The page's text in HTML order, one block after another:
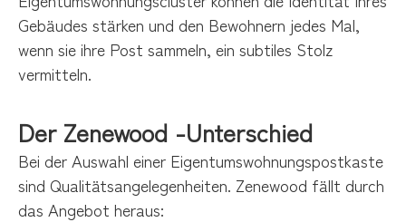
Gebäudes stärken und den Bewohnern jedes Mal,
wenn sie ihre Post sammeln, ein subtiles Stolz
vermitteln.
Der Zenewood -Unterschied
Bei der Auswahl einer Eigentumswohnungspostkaste
sind Qualitätsangelegenheiten. Zenewood fällt durch
das Angebot heraus: